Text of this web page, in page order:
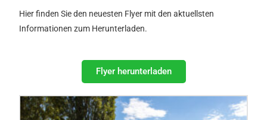
Hier finden Sie den neuesten Flyer mit den aktuellsten
Informationen zum Herunterladen.
Flyer herunterladen